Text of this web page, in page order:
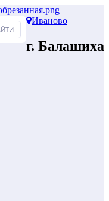
Иваново
г. Балашиха